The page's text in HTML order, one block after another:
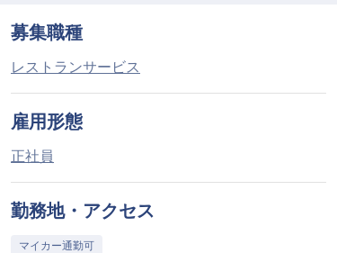
募集職種
レストランサービス
雇用形態
正社員
勤務地・アクセス
マイカー通勤可